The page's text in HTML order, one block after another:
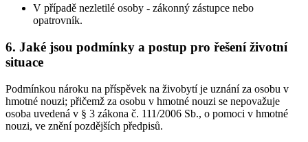
V případě nezletilé osoby - zákonný zástupce nebo
opatrovník.
6. Jaké jsou podmínky a postup pro řešení životní
situace
Podmínkou nároku na příspěvek na živobytí je uznání za osobu v
hmotné nouzi; přičemž za osobu v hmotné nouzi se nepovažuje
osoba uvedená v § 3 zákona č. 111/2006 Sb., o pomoci v hmotné
nouzi, ve znění pozdějších předpisů.